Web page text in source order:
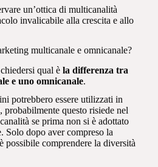
un’ottica di multicanalità
invalicabile alla crescita e allo
multicanale e omnicanale?
qual èla differenza tra
e uno omnicanale.
potrebbero essere utilizzati in
probabilmente questo risiede nel
se prima non si è adottato
Solo dopo aver compreso la
possibile comprendere la diversità